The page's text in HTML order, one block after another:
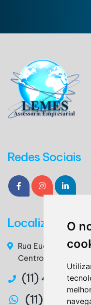
O
Redes Sociais
Localização
Rua Euclides da
Centro – Ribeirão
(11) 4825-
(11) 97327-